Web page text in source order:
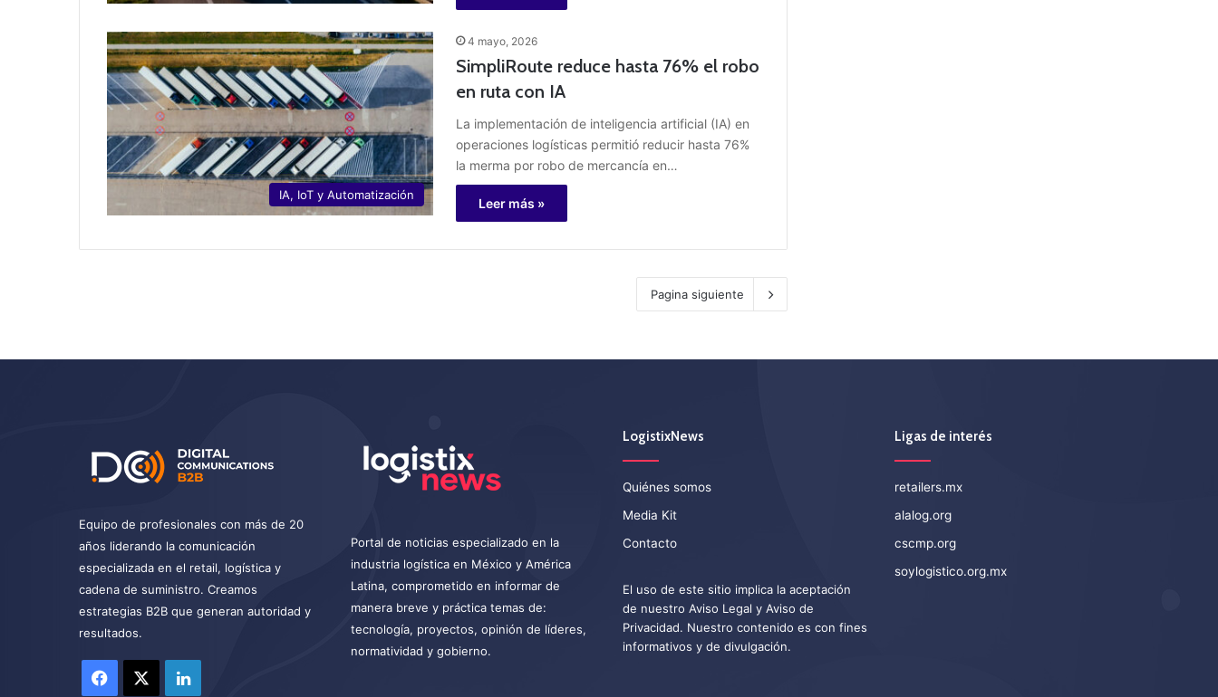
IA, IoT y Automatización
4 mayo, 2026
SimpliRoute reduce hasta 76% el robo
en ruta con IA
La implementación de inteligencia artificial (IA) en
operaciones logísticas permitió reducir hasta 76%
la merma por robo de mercancía en…
Leer más »
Pagina siguiente
Equipo de profesionales con más de 20
años liderando la comunicación
especializada en el retail, logística y
cadena de suministro. Creamos
estrategias B2B que generan autoridad y
resultados.
Facebook LinkedIn
Portal de noticias especializado en la
industria logística en México y América
Latina, comprometido en informar de
manera breve y práctica temas de:
tecnología, proyectos, opinión de líderes,
normatividad y gobierno.
LogistixNews
Quiénes somos
Media Kit
Contacto
El uso de este sitio implica la aceptación
de nuestro Aviso Legal y Aviso de
Privacidad. Nuestro contenido es con fines
informativos y de divulgación.
Ligas de interés
retailers.mx
alalog.org
cscmp.org
soylogistico.org.mx